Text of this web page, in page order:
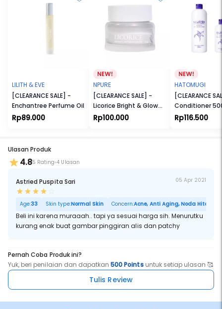
LILITH & EVE
[CLEARANCE SALE] -
Enchantree Perfume Oil
Rp89.000
NPURE
[CLEARANCE SALE] -
Licorice Bright & Glow
Creamy
Rp100.000
HATOMUGI
[CLEARANCE
Conditioner
[FREE Skin
Rp116.500
Ulasan Produk
4.85 Rating 4 Ulasan
Astried Puspita Sari 05 Apr 2021
Age:33 Skin type:Normal Skin Concern:Acne, Anti Aging, Noda Hitam,
Beli ini karena muraaah.. tapi ya sesuai harga sih. Menurutku
kurang enak buat gambar pinggiran alis dan patchy
Pernah Coba Produk ini?
Yuk, beri penilaian dan dapatkan500 Pointsuntuk setiap ulasan 🥰
Tulis Review